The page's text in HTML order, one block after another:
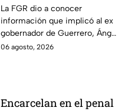
Ayotzinapa tras
captura de Ángel
Aguirre, ex gobernador
de Guerrero
La FGR dio a conocer
información que implicó al ex
gobernador de Guerrero, Ángel
Aguirre, quien fue detenido
06 agosto, 2026
Encarcelan en el penal